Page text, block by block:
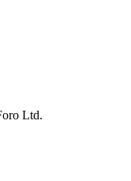
Ltd.